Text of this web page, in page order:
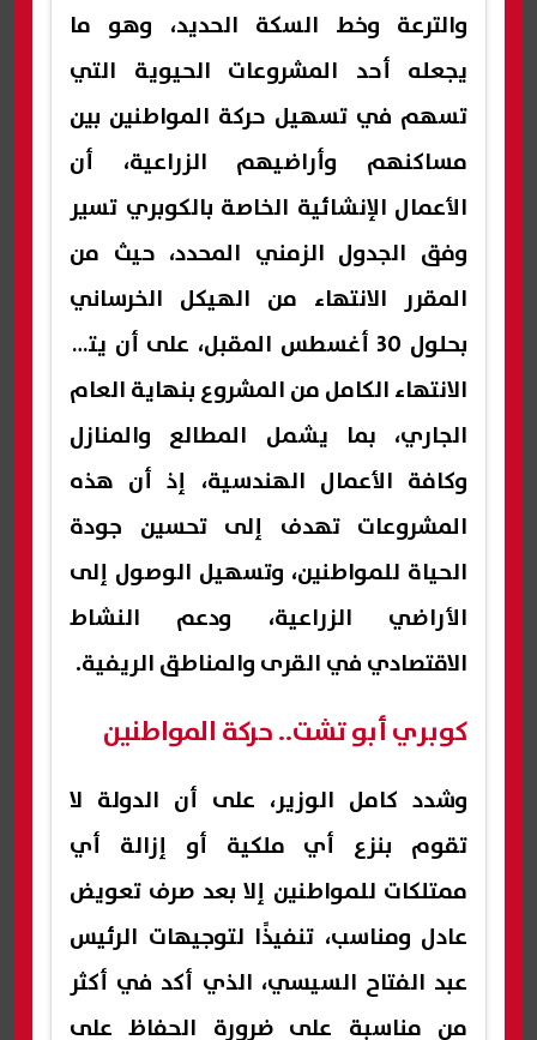
والترعة وخط السكة الحديد، وهو ما
يجعله أحد المشروعات الحيوية التي
تسهم في تسهيل حركة المواطنين بين
مساكنهم وأراضيهم الزراعية، أن
الأعمال الإنشائية الخاصة بالكوبري تسير
وفق الجدول الزمني المحدد، حيث من
المقرر الانتهاء من الهيكل الخرساني
بحلول 30 أغسطس المقبل، على أن يتم
الانتهاء الكامل من المشروع بنهاية العام
الجاري، بما يشمل المطالع والمنازل
وكافة الأعمال الهندسية، إذ أن هذه
المشروعات تهدف إلى تحسين جودة
الحياة للمواطنين، وتسهيل الوصول إلى
الأراضي الزراعية، ودعم النشاط
الاقتصادي في القرى والمناطق الريفية.
كوبري أبو تشت.. حركة المواطنين
وشدد كامل الوزير، على أن الدولة لا
تقوم بنزع أي ملكية أو إزالة أي
ممتلكات للمواطنين إلا بعد صرف تعويض
عادل ومناسب، تنفيذًا لتوجيهات الرئيس
عبد الفتاح السيسي، الذي أكد في أكثر
من مناسبة على ضرورة الحفاظ على